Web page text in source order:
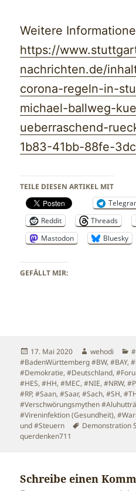
Weitere
https://
nachrichten.de/
corona-regeln-in-
michael-ballweg-
ueberraschend-
1b83-41bb-88fe-
TEILE DIESEN ARTIKEL MIT
Reddit
Threads
Mastodon
Bluesky
GEFÄLLT MIR:
Veröffentlicht
am
17. Mai 2020 Autor
wehodi
#BadenWürttemberg #BW,#BAY,
#Demokratie,#Deutschland,
#HES,#HH,#MEC,#NIE,#NRW,
#RP,#Saan,#Saar,#Sach,#SH,
#Verschwörungsmythen
#Vireninfektion (Gesundheit),
und #Steuern
Schlagwörter
Demonstration
querdenken711
Schreibe einen